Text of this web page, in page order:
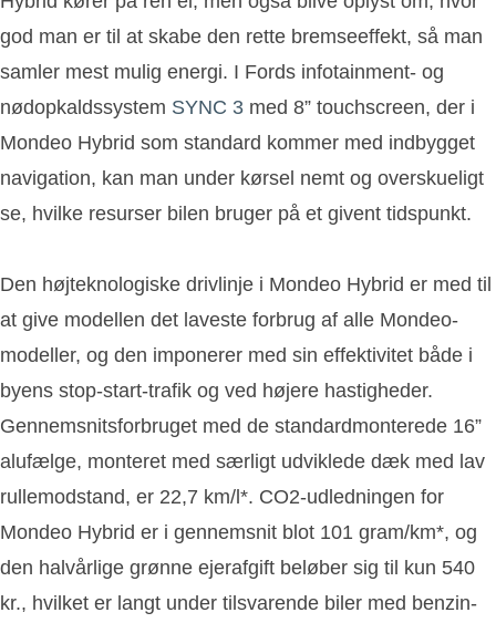
god man er til at skabe den rette bremseeffekt, så man
samler mest mulig energi. I Fords infotainment- og
nødopkaldssystem SYNC 3 med 8” touchscreen, der i
Mondeo Hybrid som standard kommer med indbygget
navigation, kan man under kørsel nemt og overskueligt
se, hvilke resurser bilen bruger på et givent tidspunkt.
Den højteknologiske drivlinje i Mondeo Hybrid er med til
at give modellen det laveste forbrug af alle Mondeo-
modeller, og den imponerer med sin effektivitet både i
byens stop-start-trafik og ved højere hastigheder.
Gennemsnitsforbruget med de standardmonterede 16”
alufælge, monteret med særligt udviklede dæk med lav
rullemodstand, er 22,7 km/l*. CO2-udledningen for
Mondeo Hybrid er i gennemsnit blot 101 gram/km*, og
den halvårlige grønne ejerafgift beløber sig til kun 540
kr., hvilket er langt under tilsvarende biler med benzin-